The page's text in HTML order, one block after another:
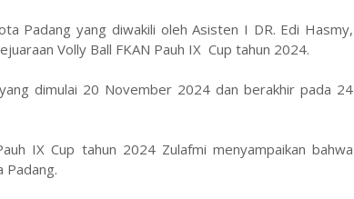
Padang yang diwakili oleh Asisten I DR. Edi Hasmy,
Volly Ball FKAN Pauh IX Cup tahun 2024.
dimulai 20 November 2024 dan berakhir pada 24
IX Cup tahun 2024 Zulafmi menyampaikan bahwa
Padang.